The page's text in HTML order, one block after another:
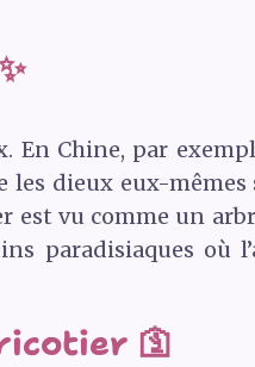
En Chine, par
les dieux eux-
est vu comme un
paradisiaques où
🛐